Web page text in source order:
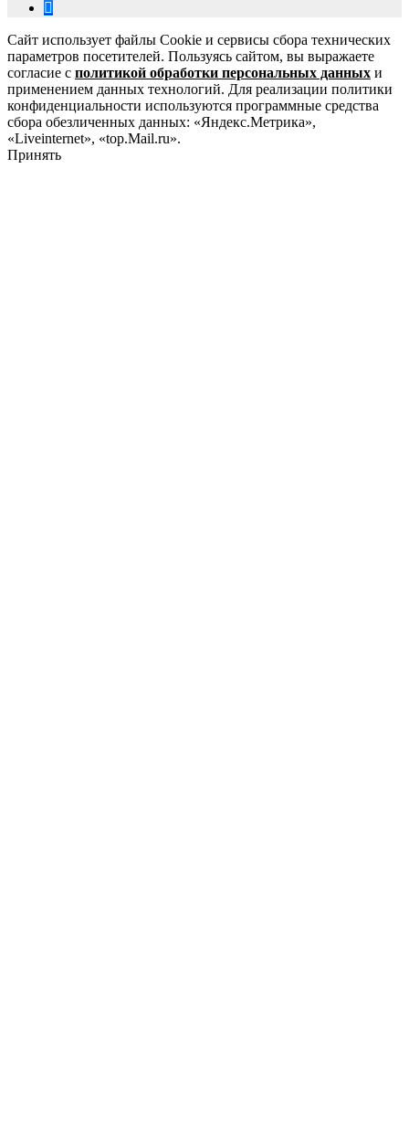
Сайт использует файлы Cookie и сервисы сбора технических
параметров посетителей. Пользуясь сайтом, вы выражаете
согласие с политикой обработки персональных данных и
применением данных технологий. Для реализации политики
конфиденциальности используются программные средства
сбора обезличенных данных: «Яндекс.Метрика»,
«Liveinternet», «top.Mail.ru».
Принять